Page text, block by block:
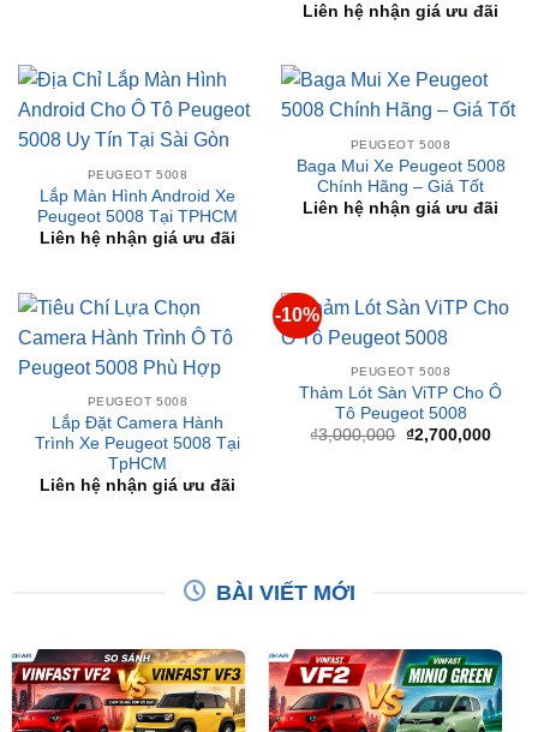
PEUGEOT 5008
Lắp Màn Hình Android Xe
Peugeot 5008 Tại TPHCM
Liên hệ nhận giá ưu đãi
PEUGEOT 5008
Baga Mui Xe Peugeot 5008
Chính Hãng – Giá Tốt
Liên hệ nhận giá ưu đãi
PEUGEOT 5008
Lắp Đặt Camera Hành
Trình Xe Peugeot 5008 Tại
TpHCM
Liên hệ nhận giá ưu đãi
PEUGEOT 5008
Thảm Lót Sàn ViTP Cho Ô
Tô Peugeot 5008
3,000,000 Giá
gốc
là:
₫3,000,000.
₫2,700,000
hiện
tại